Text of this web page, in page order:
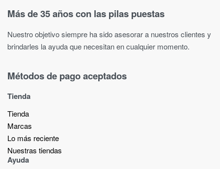
Más de 35 años con las pilas puestas
Nuestro objetivo siempre ha sido asesorar a nuestros clientes y
brindarles la ayuda que necesitan en cualquier momento.
Métodos de pago aceptados
Tienda
Tienda
Marcas
Lo más reciente​
Nuestras tiendas​
Ayuda